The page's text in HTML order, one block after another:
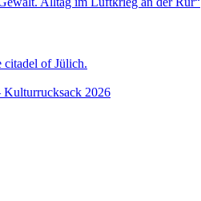
citadel of Jülich.
Kulturrucksack 2026